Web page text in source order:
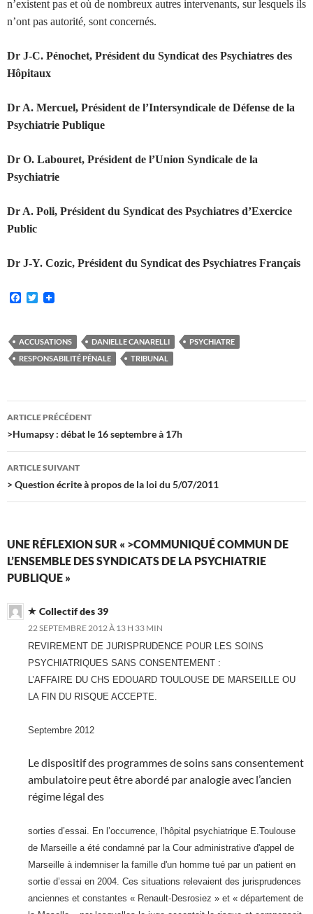
n’existent pas et où de nombreux autres intervenants, sur lesquels ils
n’ont pas autorité, sont concernés.
Dr J-C. Pénochet, Président du Syndicat des Psychiatres des
Hôpitaux
Dr A. Mercuel, Président de l’Intersyndicale de Défense de la
Psychiatrie Publique
Dr O. Labouret, Président de l’Union Syndicale de la
Psychiatrie
Dr A. Poli, Président du Syndicat des Psychiatres d’Exercice
Public
Dr J-Y. Cozic, Président du Syndicat des Psychiatres Français
F
b
o
o
T
t
e
r
ACCUSATIONS DANIELLE CANARELLI
PSYCHIATRE
RESPONSABILITÉ PÉNALE
TRIBUNAL
Navigation
des
articles
ARTICLE PRÉCÉDENT
>Humapsy : débat le 16 septembre à 17h
ARTICLE SUIVANT
> Question écrite à propos de la loi du 5/07/2011
UNE RÉFLEXION SUR « >COMMUNIQUÉ COMMUN DE
L’ENSEMBLE DES SYNDICATS DE LA PSYCHIATRIE
PUBLIQUE »
Collectif des 39
22 SEPTEMBRE 2012 À 13 H 33 MIN
REVIREMENT DE JURISPRUDENCE POUR LES SOINS
PSYCHIATRIQUES SANS CONSENTEMENT :
L’AFFAIRE DU CHS EDOUARD TOULOUSE DE MARSEILLE OU
LA FIN DU RISQUE ACCEPTE.
Septembre 2012
Le dispositif des programmes de soins sans consentement
ambulatoire peut être abordé par analogie avec l’ancien
régime légal des
sorties d’essai. En l’occurrence, l'hôpital psychiatrique E.Toulouse
de Marseille a été condamné par la Cour administrative d'appel de
Marseille à indemniser la famille d'un homme tué par un patient en
sortie d’essai en 2004. Ces situations relevaient des jurisprudences
anciennes et constantes « Renault-Desrosiez » et « département de